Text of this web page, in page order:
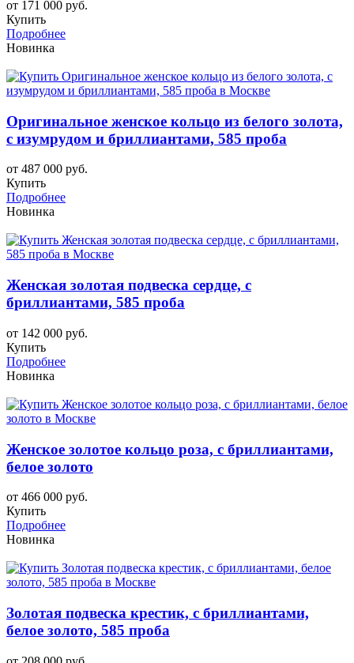
от 171 000 руб.
Купить
Подробнее
Новинка
Оригинальное женское кольцо из белого золота,
с изумрудом и бриллиантами, 585 проба
от 487 000 руб.
Купить
Подробнее
Новинка
Женская золотая подвеска сердце, с
бриллиантами, 585 проба
от 142 000 руб.
Купить
Подробнее
Новинка
Женское золотое кольцо роза, с бриллиантами,
белое золото
от 466 000 руб.
Купить
Подробнее
Новинка
Золотая подвеска крестик, с бриллиантами,
белое золото, 585 проба